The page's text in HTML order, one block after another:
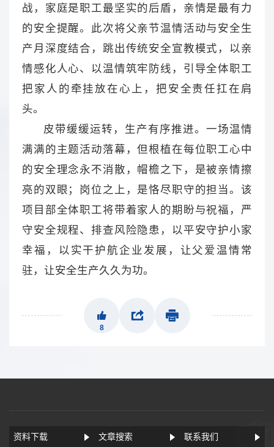
战，家庭是职工最坚实的后盾，亲情是最有力
的安全提醒。此次将父亲节温情活动与安全生
产月深度结合，跳出传统安全宣教模式，以亲
情感化人心、以温情筑牢防线，引导全体职工
把家人的牵挂放在心上，把安全责任扛在肩
头。
皮带缓缓运转，生产有序推进。一场温情
满满的主题活动落幕，但根植在每位职工心中
的安全理念永不消散，帽檐之下，是被亲情擦
亮的双眼；岗位之上，是恪尽职守的担当。该
项目部全体职工将带着家人的期盼与祝福，严
守安全规程、排查风险隐患，以平安守护小家
幸福，以实干护航企业发展，让父爱温情常
驻，让安全生产久久为功。
8
资料下载 文章搜索 联系我们